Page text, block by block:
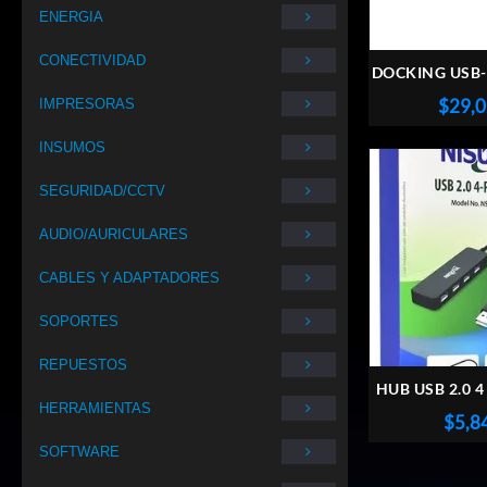
ENERGIA
CONECTIVIDAD
IMPRESORAS
INSUMOS
SEGURIDAD/CCTV
AUDIO/AURICULARES
CABLES Y ADAPTADORES
SOPORTES
REPUESTOS
HERRAMIENTAS
SOFTWARE
DOCKING
PUERTOS
LECTOR DE
$
HUB USB 2.0 4
$